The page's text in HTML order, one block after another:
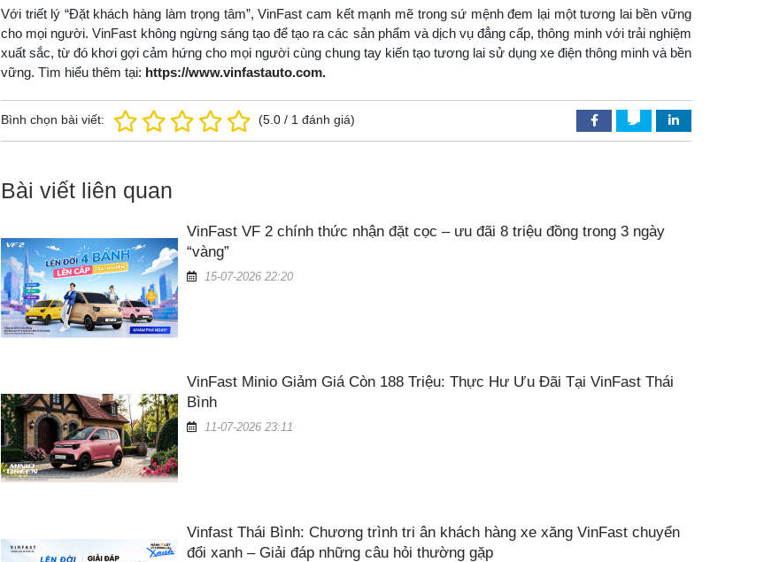
Với triết lý “Đặt khách hàng làm trọng tâm”, VinFast cam kết mạnh mẽ trong sứ mệnh đem lại một tương lai bền vững
cho mọi người. VinFast không ngừng sáng tạo để tạo ra các sản phẩm và dịch vụ đẳng cấp, thông minh với trải nghiệm
xuất sắc, từ đó khơi gợi cảm hứng cho mọi người cùng chung tay kiến tạo tương lai sử dụng xe điện thông minh và bền
vững. Tìm hiểu thêm tại: https://www.vinfastauto.com.
Bình chọn bài viết: (5.0 / 1 đánh giá)
Bài viết liên quan
VinFast VF 2 chính thức nhận đặt cọc – ưu đãi 8 triệu đồng trong 3 ngày
“vàng”
15-07-2026 22:20
VinFast Minio Giảm Giá Còn 188 Triệu: Thực Hư Ưu Đãi Tại VinFast Thái
Bình
11-07-2026 23:11
Vinfast Thái Bình: Chương trình tri ân khách hàng xe xăng VinFast chuyển
đổi xanh – Giải đáp những câu hỏi thường gặp